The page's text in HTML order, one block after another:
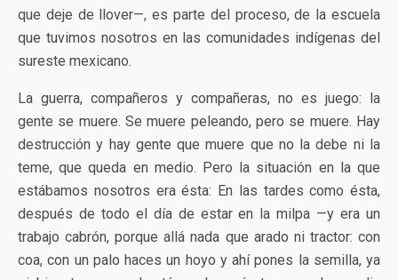
que deje de llover—, es parte del proceso, de la escuela
que tuvimos nosotros en las comunidades indígenas del
sureste mexicano.
La guerra, compañeros y compañeras, no es juego: la
gente se muere. Se muere peleando, pero se muere. Hay
destrucción y hay gente que muere que no la debe ni la
teme, que queda en medio. Pero la situación en la que
estábamos nosotros era ésta: En las tardes como ésta,
después de todo el día de estar en la milpa —y era un
trabajo cabrón, porque allá nada que arado ni tractor: con
coa, con un palo haces un hoyo y ahí pones la semilla, ya